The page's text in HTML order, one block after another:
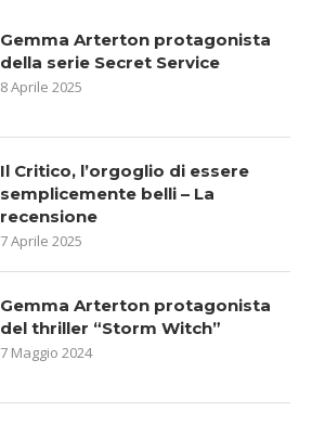
Gemma Arterton protagonista
della serie Secret Service
8 Aprile 2025
Il Critico, l’orgoglio di essere
semplicemente belli – La
recensione
7 Aprile 2025
Gemma Arterton protagonista
del thriller “Storm Witch”
7 Maggio 2024